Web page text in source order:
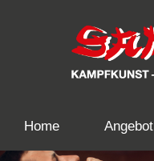
Home Angebot